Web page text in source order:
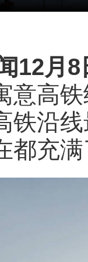
12月8
意高
铁沿
都充